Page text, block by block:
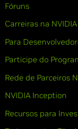
Fóruns
Carreiras na NVIDIA
Para
Participe do
Rede de Parceiros
NVIDIA Inception
Recursos para